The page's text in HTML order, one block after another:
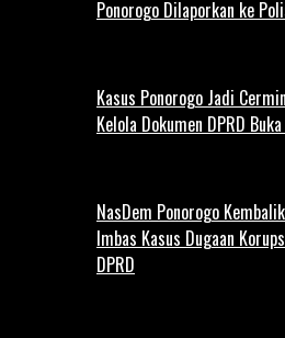
Ponorogo Dilaporkan ke
Kasus Ponorogo Jadi
Kelola Dokumen DPRD
NasDem Ponorogo
Imbas Kasus Dugaan
DPRD